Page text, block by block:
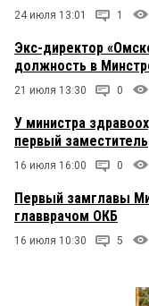
24 июля 13:01 1
Экс-директор
должность в
21 июля 13:30 0
У министра
первый заместитель
16 июля 16:00 0
Первый замглавы
главврачом ОКБ
16 июля 10:30 5